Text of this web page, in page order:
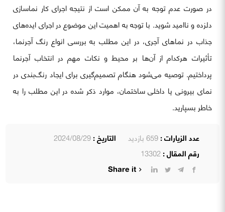
در صورت عدم توجه به آن ممکن است از نتیجه اجرای کار نماسازی
دلزده و ناامید شوید. با توجه به اهمیت این موضوع در اجرای ایده‌های
جذاب در نماهای آجری، در این مطلب به بررسی انواع رنگ آجرنما،
تأثیرات هرکدام از آن‌ها بر محیط و نکات مهم در انتخاب آجرنما
پرداختیم. توصیه می‌شود هنگام تصمیم‌گیری برای ایجاد رنگ‌بندی در
نمای بیرونی یا داخلی ساختمان، موارد ذکر شده در این مطلب را به
خاطر بسپارید.
عدد الزيارات :659 بازدید التاريخ :2024/08/29
رقم المقال :13302
Share it